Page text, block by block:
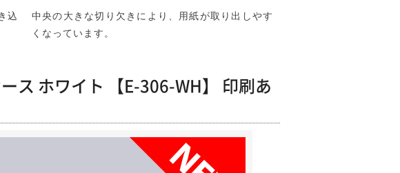
込
中央の大きな切り欠きにより、用紙が取り出しやす
くなっています。
ス ホワイト 【E-306-WH】 印刷あ